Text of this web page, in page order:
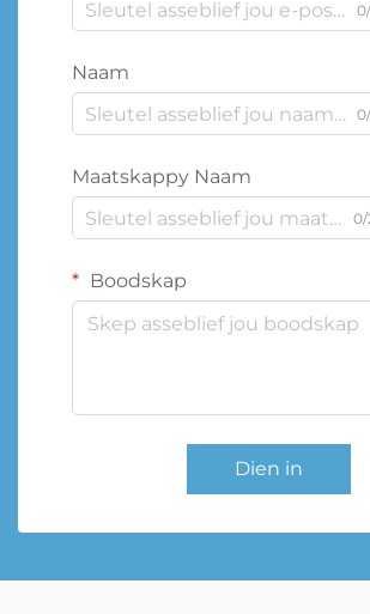
Naam
Maatskappy Naam
0/
Boodskap
Dien in